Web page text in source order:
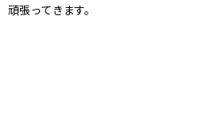
頑張ってきます。